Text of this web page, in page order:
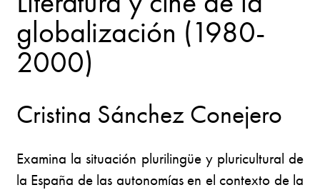
globalización (1980-
2000)
Cristina Sánchez Conejero
Examina la situación plurilingüe y pluricultural de
la España de las autonomías en el contexto de la